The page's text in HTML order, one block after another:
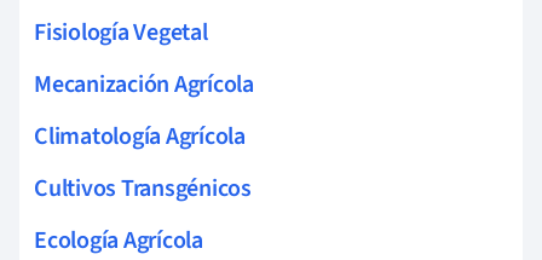
Fisiología Vegetal
Mecanización Agrícola
Climatología Agrícola
Cultivos Transgénicos
Ecología Agrícola